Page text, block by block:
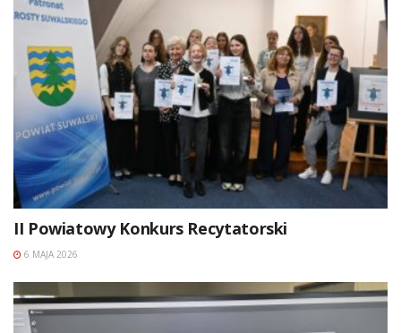
II Powiatowy Konkurs Recytatorski
6 MAJA 2026